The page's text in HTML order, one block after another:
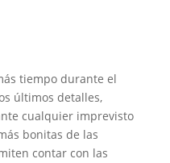
tiempo durante el
últimos detalles,
cualquier imprevisto
bonitas de las
contar con las